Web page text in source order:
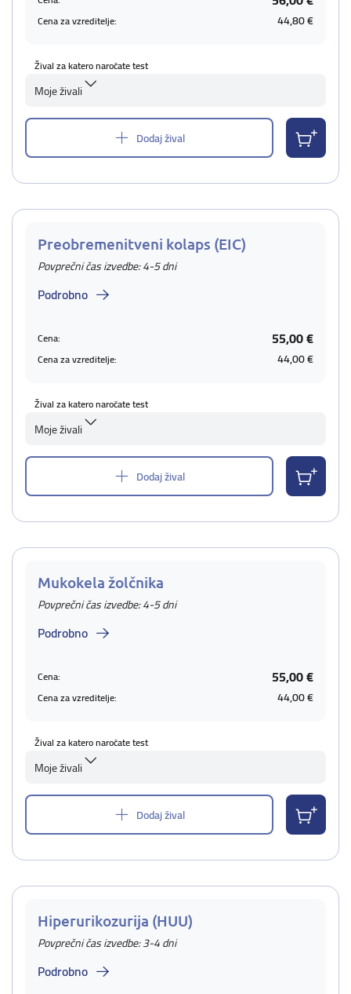
Cena za vzreditelje: 44,80 €
Žival za katero naročate test
Moje živali
Dodaj žival
Preobremenitveni kolaps (EIC)
Povprečni čas izvedbe: 4-5 dni
Podrobno
Cena: 55,00 €
Cena za vzreditelje: 44,00 €
Žival za katero naročate test
Moje živali
Dodaj žival
Mukokela žolčnika
Povprečni čas izvedbe: 4-5 dni
Podrobno
Cena: 55,00 €
Cena za vzreditelje: 44,00 €
Žival za katero naročate test
Moje živali
Dodaj žival
Hiperurikozurija (HUU)
Povprečni čas izvedbe: 3-4 dni
Podrobno